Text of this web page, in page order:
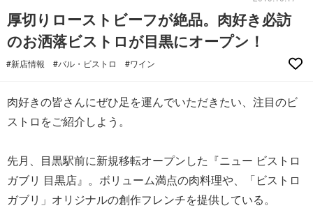
厚切りローストビーフが絶品。肉好き必訪
のお洒落ビストロが目黒にオープン！
#新店情報 #バル・ビストロ #ワイン
肉好きの皆さんにぜひ足を運んでいただきたい、注目のビ
ストロをご紹介しよう。
先月、目黒駅前に新規移転オープンした『ニュー ビストロ
ガブリ 目黒店』。ボリューム満点の肉料理や、「ビストロ
ガブリ」オリジナルの創作フレンチを提供している。